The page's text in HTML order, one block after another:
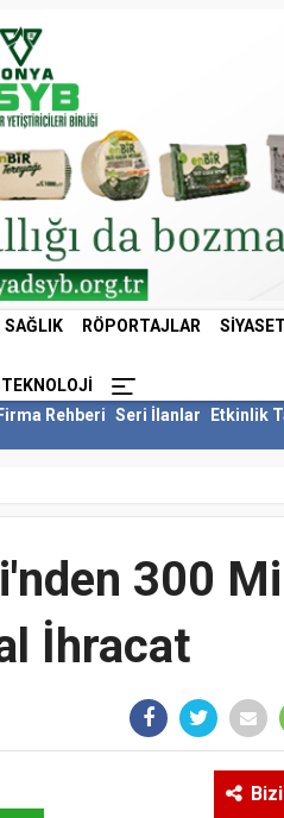
SAĞLIK RÖPORTAJLAR SIYASET
TEKNOLOJI
Firma Rehberi Seri İlanlar
Etkinlik
300
İhracat